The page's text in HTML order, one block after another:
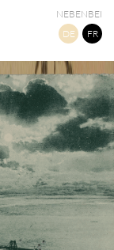
NEBENBEI
DE
FR